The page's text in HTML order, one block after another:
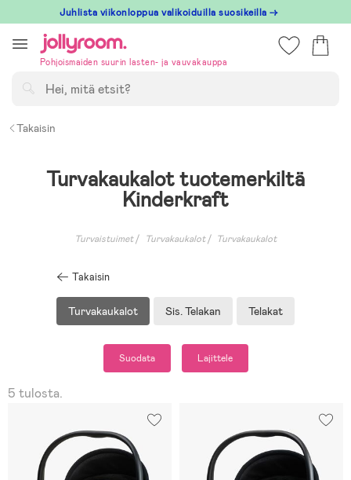
till
innehållet
Juhlista viikonloppua valikoiduilla suosikeilla →
Pohjoismaiden suurin lasten- ja vauvakauppa
Takaisin
Turvakaukalot tuotemerkiltä
Kinderkraft
Turvaistuimet Turvakaukalot Turvakaukalot
Takaisin
Turvakaukalot Sis. Telakan Telakat
Suodata Lajittele
5 tulosta.